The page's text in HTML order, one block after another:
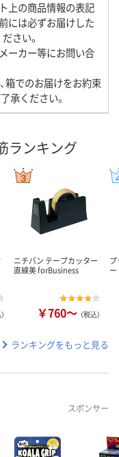
上の商品情報の表記
には必ずお届けした
さい。
ーカー等にお問い合
箱でのお届けをお約束
承ください。
ランキング
ニチバン テープカッター
直線美 forBusiness
￥760～ （税込）
ランキングをもっと見る
スポンサー